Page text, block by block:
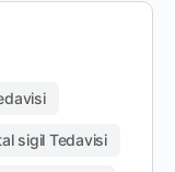
sigil Tedavisi